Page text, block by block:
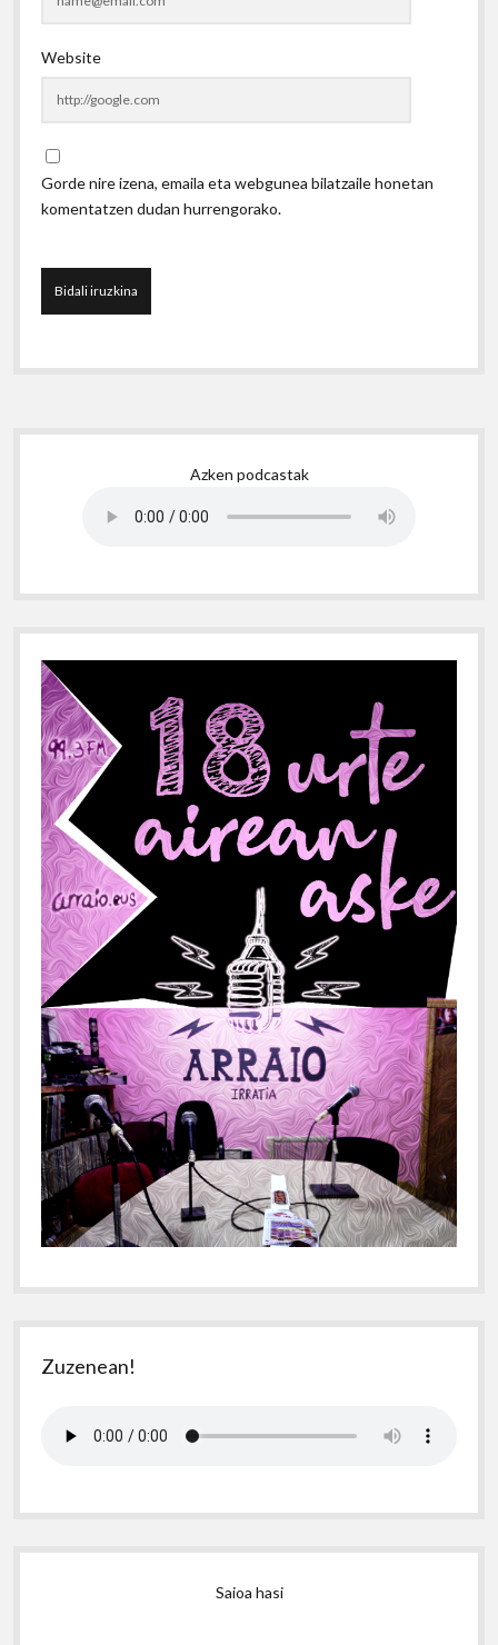
Website
Gorde nire izena, emaila eta webgunea bilatzaile honetan
komentatzen dudan hurrengorako.
Sidebar
Azken podcastak
Zuzenean!
Saioa hasi